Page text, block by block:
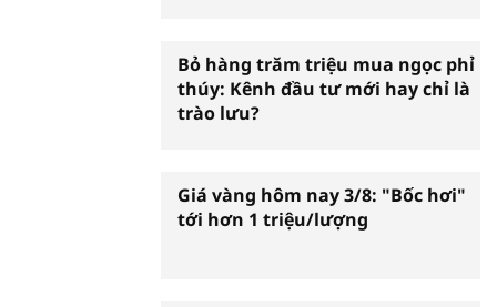
Bỏ hàng trăm triệu mua ngọc phỉ
thúy: Kênh đầu tư mới hay chỉ là
trào lưu?
Giá vàng hôm nay 3/8: "Bốc hơi"
tới hơn 1 triệu/lượng